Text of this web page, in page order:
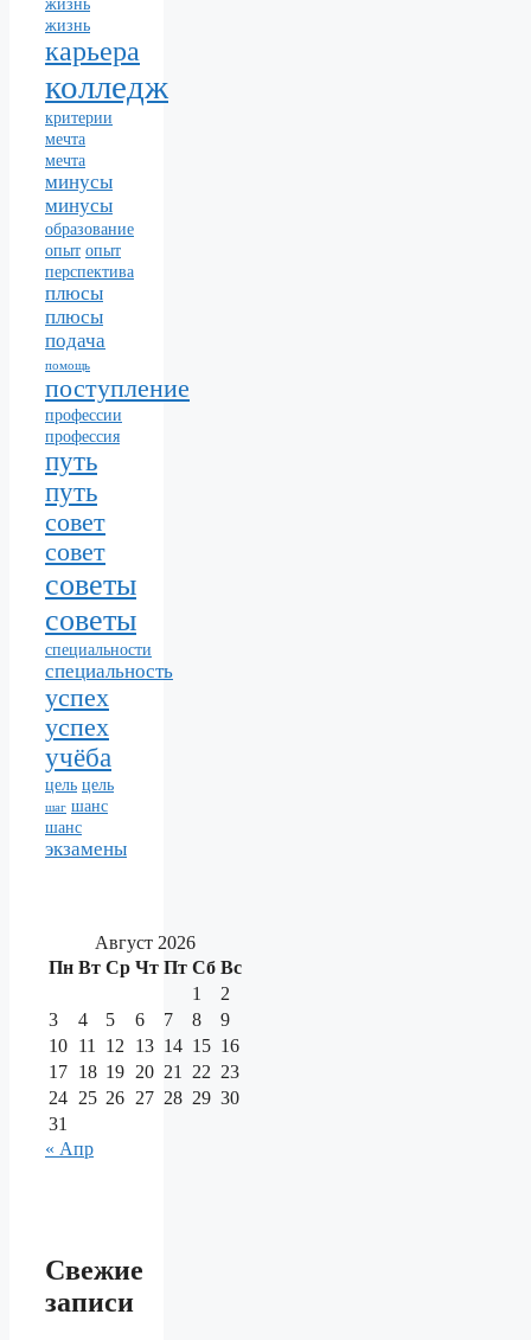
жизнь
карьера
колледж
критерии
мечта
мечта
минусы
минусы
образование
опыт опыт
перспектива
плюсы
плюсы
подача
помощь
поступление
профессии
профессия
путь
путь
совет
совет
советы
советы
специальности
специальность
успех
успех
учёба
цель цель
шаг шанс
шанс
экзамены
Август 2026
Пн Вт Ср Чт Пт Сб Вс
1
2
3
4 5 6 7 8
9
10 11 12 13 14 15 16
17 18 19 20 21 22 23
24 25 26 27 28 29 30
31
« Апр
Свежие
записи